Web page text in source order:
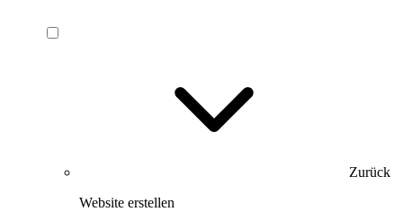
Zurück
Website erstellen